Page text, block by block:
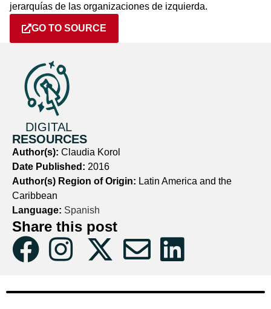
jerarquías de las organizaciones de izquierda.
GO TO SOURCE
DIGITAL
RESOURCES
Author(s): Claudia Korol
Date Published: 2016
Author(s) Region of Origin: Latin America and the
Caribbean
Language: Spanish
Share this post